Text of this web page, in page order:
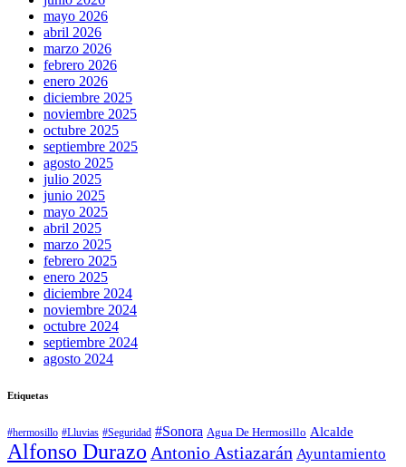
mayo 2026
abril 2026
marzo 2026
febrero 2026
enero 2026
diciembre 2025
noviembre 2025
octubre 2025
septiembre 2025
agosto 2025
julio 2025
junio 2025
mayo 2025
abril 2025
marzo 2025
febrero 2025
enero 2025
diciembre 2024
noviembre 2024
octubre 2024
septiembre 2024
agosto 2024
Etiquetas
#hermosillo #Lluvias #Seguridad #Sonora Agua De Hermosillo Alcalde
Alfonso Durazo Antonio Astiazarán Ayuntamiento